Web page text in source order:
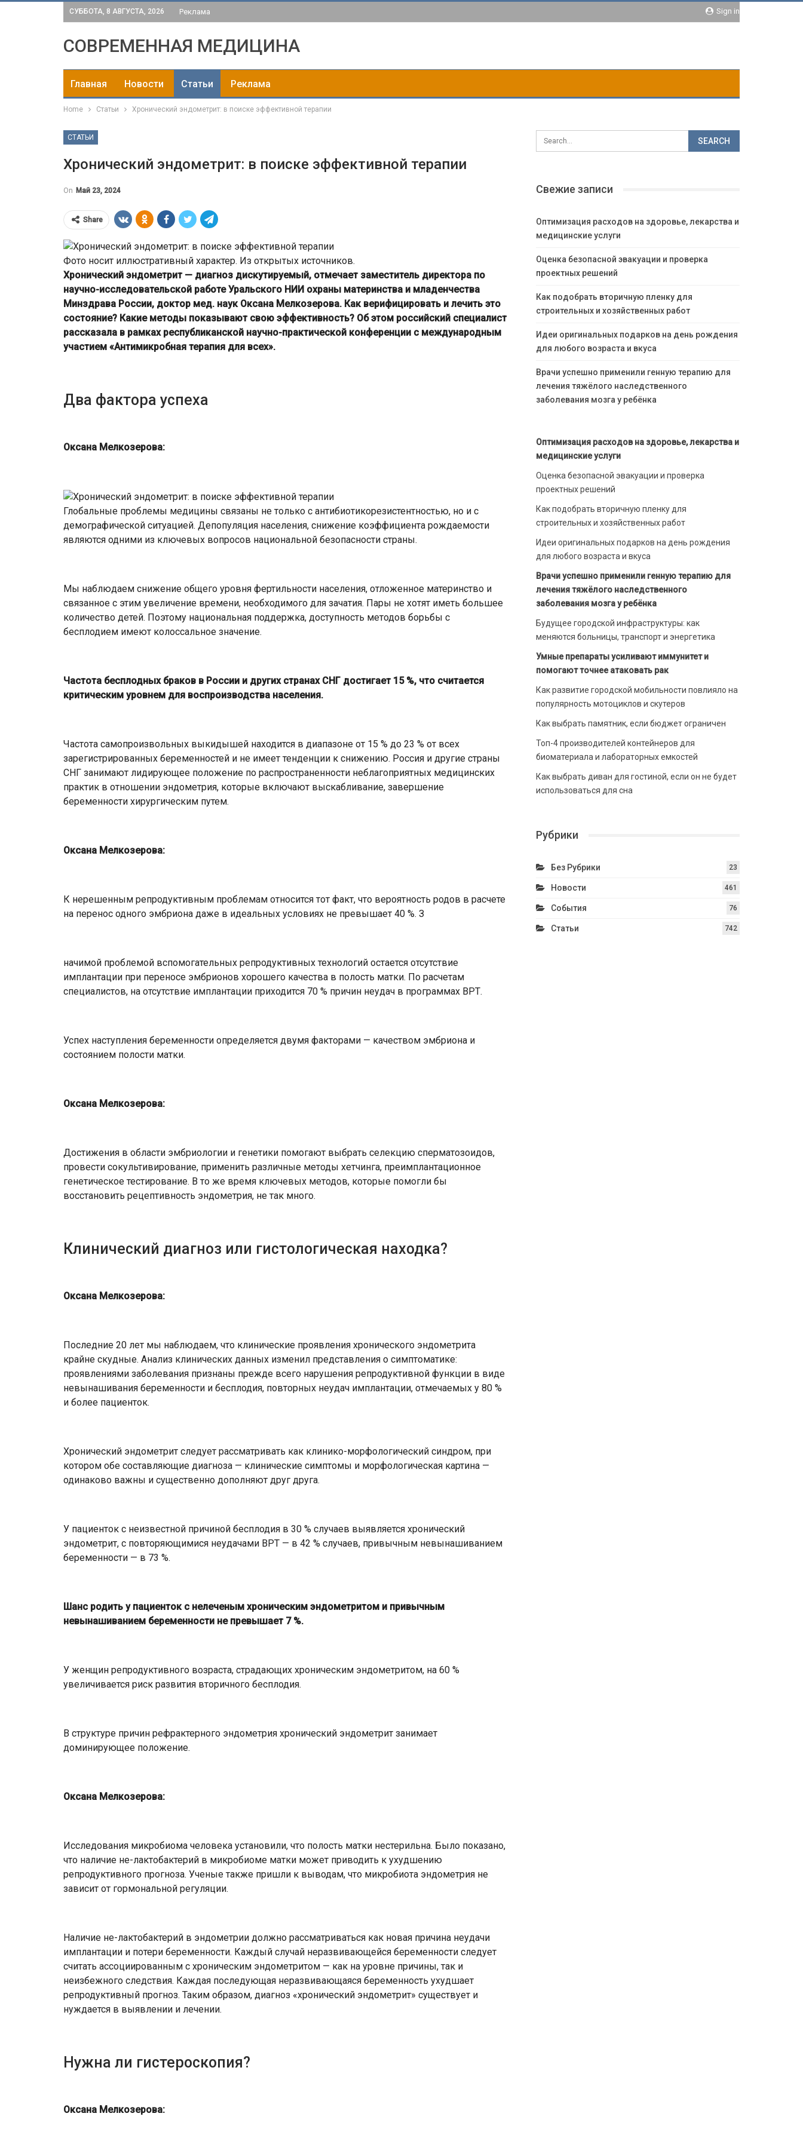
Sign in
СУББОТА, 8 АВГУСТА, 2026 Реклама
СОВРЕМЕННАЯ МЕДИЦИНА
Главная Новости Статьи Реклама
Home Статьи Хронический эндометрит: в поиске эффективной терапии
СТАТЬИ
Хронический эндометрит: в поиске эффективной терапии
On Май 23, 2024
Share
Фото носит иллюстративный характер. Из открытых источников.
Хронический эндометрит — диагноз дискутируемый, отмечает заместитель директора по
научно-исследовательской работе Уральского НИИ охраны материнства и младенчества
Минздрава России, доктор мед. наук Оксана Мелкозерова. Как верифицировать и лечить это
состояние? Какие методы показывают свою эффективность? Об этом российский специалист
рассказала в рамках республиканской научно-практической конференции с международным
участием «Антимикробная терапия для всех».
Два фактора успеха
Оксана Мелкозерова:
Глобальные проблемы медицины связаны не только с антибиотикорезистентностью, но и с
демографической ситуацией. Депопуляция населения, снижение коэффициента рождаемости
являются одними из ключевых вопросов национальной безопасности страны.
Мы наблюдаем снижение общего уровня фертильности населения, отложенное материнство и
связанное с этим увеличение времени, необходимого для зачатия. Пары не хотят иметь большее
количество детей. Поэтому национальная поддержка, доступность методов борьбы с
бесплодием имеют колоссальное значение.
Частота бесплодных браков в России и других странах СНГ достигает 15 %, что считается
критическим уровнем для воспроизводства населения.
Частота самопроизвольных выкидышей находится в диапазоне от 15 % до 23 % от всех
зарегистрированных беременностей и не имеет тенденции к снижению. Россия и другие страны
СНГ занимают лидирующее положение по распространенности неблагоприятных медицинских
практик в отношении эндометрия, которые включают выскабливание, завершение
беременности хирургическим путем.
Оксана Мелкозерова:
К нерешенным репродуктивным проблемам относится тот факт, что вероятность родов в расчете
на перенос одного эмбриона даже в идеальных условиях не превышает 40 %. З
начимой проблемой вспомогательных репродуктивных технологий остается отсутствие
имплантации при переносе эмбрионов хорошего качества в полость матки. По расчетам
специалистов, на отсутствие имплантации приходится 70 % причин неудач в программах ВРТ.
Успех наступления беременности определяется двумя факторами — качеством эмбриона и
состоянием полости матки.
Оксана Мелкозерова:
Достижения в области эмбриологии и генетики помогают выбрать селекцию сперматозоидов,
провести сокультивирование, применить различные методы хетчинга, преимплантационное
генетическое тестирование. В то же время ключевых методов, которые помогли бы
восстановить рецептивность эндометрия, не так много.
Клинический диагноз или гистологическая находка?
Оксана Мелкозерова:
Последние 20 лет мы наблюдаем, что клинические проявления хронического эндометрита
крайне скудные. Анализ клинических данных изменил представления о симптоматике:
проявлениями заболевания признаны прежде всего нарушения репродуктивной функции в виде
невынашивания беременности и бесплодия, повторных неудач имплантации, отмечаемых у 80 %
и более пациенток.
Хронический эндометрит следует рассматривать как клинико-морфологический синдром, при
котором обе составляющие диагноза — клинические симптомы и морфологическая картина —
одинаково важны и существенно дополняют друг друга.
У пациенток с неизвестной причиной бесплодия в 30 % случаев выявляется хронический
эндометрит, с повторяющимися неудачами ВРТ — в 42 % случаев, привычным невынашиванием
беременности — в 73 %.
Шанс родить у пациенток с нелеченым хроническим эндометритом и привычным
невынашиванием беременности не превышает 7 %.
У женщин репродуктивного возраста, страдающих хроническим эндометритом, на 60 %
увеличивается риск развития вторичного бесплодия.
В структуре причин рефрактерного эндометрия хронический эндометрит занимает
доминирующее положение.
Оксана Мелкозерова:
Исследования микробиома человека установили, что полость матки нестерильна. Было показано,
что наличие не-лактобактерий в микробиоме матки может приводить к ухудшению
репродуктивного прогноза. Ученые также пришли к выводам, что микробиота эндометрия не
зависит от гормональной регуляции.
Наличие не-лактобактерий в эндометрии должно рассматриваться как новая причина неудачи
имплантации и потери беременности. Каждый случай неразвивающейся беременности следует
считать ассоциированным с хроническим эндометритом — как на уровне причины, так и
неизбежного следствия. Каждая последующая неразвивающаяся беременность ухудшает
репродуктивный прогноз. Таким образом, диагноз «хронический эндометрит» существует и
нуждается в выявлении и лечении.
Нужна ли гистероскопия?
Оксана Мелкозерова:
Свежие записи
Оптимизация расходов на здоровье, лекарства и
медицинские услуги
Оценка безопасной эвакуации и проверка
проектных решений
Как подобрать вторичную пленку для
строительных и хозяйственных работ
Идеи оригинальных подарков на день рождения
для любого возраста и вкуса
Врачи успешно применили генную терапию для
лечения тяжёлого наследственного
заболевания мозга у ребёнка
Оптимизация расходов на здоровье, лекарства и
медицинские услуги
Оценка безопасной эвакуации и проверка
проектных решений
Как подобрать вторичную пленку для
строительных и хозяйственных работ
Идеи оригинальных подарков на день рождения
для любого возраста и вкуса
Врачи успешно применили генную терапию для
лечения тяжёлого наследственного
заболевания мозга у ребёнка
Будущее городской инфраструктуры: как
меняются больницы, транспорт и энергетика
Умные препараты усиливают иммунитет и
помогают точнее атаковать рак
Как развитие городской мобильности повлияло на
популярность мотоциклов и скутеров
Как выбрать памятник, если бюджет ограничен
Топ-4 производителей контейнеров для
биоматериала и лабораторных емкостей
Как выбрать диван для гостиной, если он не будет
использоваться для сна
Рубрики
Без Рубрики 23
Новости 461
События 76
Статьи 742